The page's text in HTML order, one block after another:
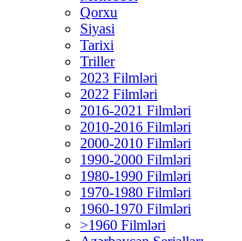
Qorxu
Siyasi
Tarixi
Triller
2023 Filmləri
2022 Filmləri
2016-2021 Filmləri
2010-2016 Filmləri
2000-2010 Filmləri
1990-2000 Filmləri
1980-1990 Filmləri
1970-1980 Filmləri
1960-1970 Filmləri
>1960 Filmləri